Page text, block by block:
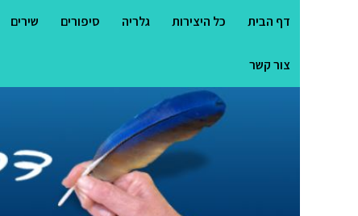
דף הבית כל היצירות גלריה סיפורים שירים
צור קשר